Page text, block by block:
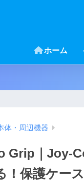
ホーム
体・周辺機器
Grip｜Joy-
！保護ケー